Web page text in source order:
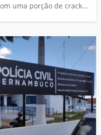
uma porção de crack...